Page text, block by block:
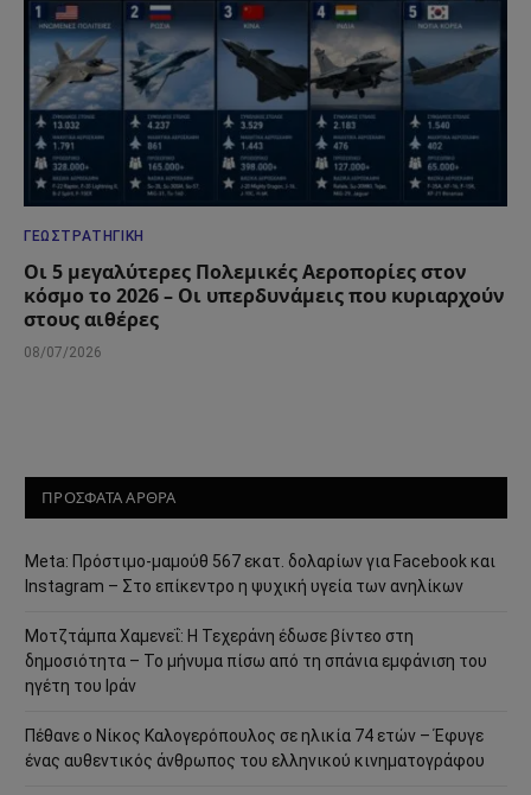
ΓΕΩΣΤΡΑΤΗΓΙΚΉ
Οι 5 μεγαλύτερες Πολεμικές Αεροπορίες στον
κόσμο το 2026 – Οι υπερδυνάμεις που κυριαρχούν
στους αιθέρες
08/07/2026
ΠΡΟΣΦΑΤΑ ΑΡΘΡΑ
Meta: Πρόστιμο-μαμούθ 567 εκατ. δολαρίων για Facebook και
Instagram – Στο επίκεντρο η ψυχική υγεία των ανηλίκων
Μοτζτάμπα Χαμενεΐ: Η Τεχεράνη έδωσε βίντεο στη
δημοσιότητα – Το μήνυμα πίσω από τη σπάνια εμφάνιση του
ηγέτη του Ιράν
Πέθανε ο Νίκος Καλογερόπουλος σε ηλικία 74 ετών – Έφυγε
ένας αυθεντικός άνθρωπος του ελληνικού κινηματογράφου